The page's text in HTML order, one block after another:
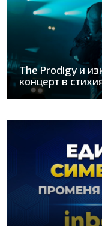
The Prodigy и
концерт в